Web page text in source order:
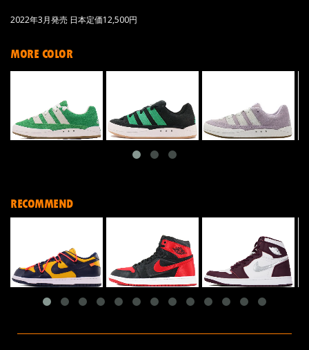
2022年3月発売 日本定価12,500円
MORE COLOR
RECOMMEND